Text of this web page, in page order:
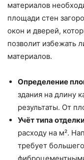
материалов
площади стен
окон и дверей,
позволит избежать
материалов.
Определение
здания на длину
результаты. От
Учёт типа
расходу на м².
требует